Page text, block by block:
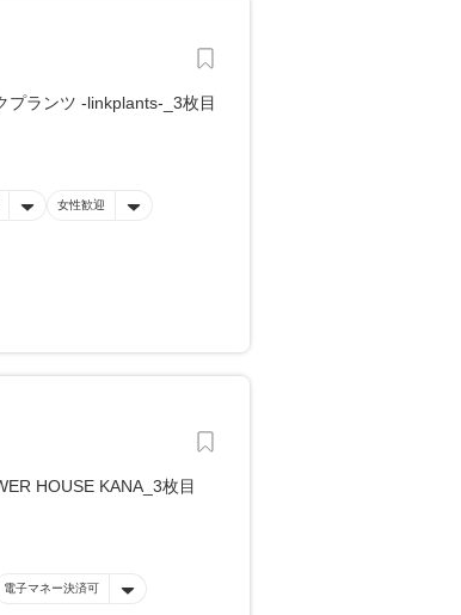
女性歓迎
電子マネー決済可